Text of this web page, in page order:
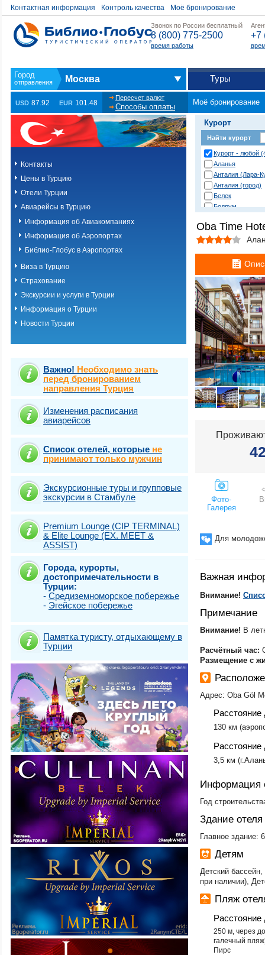
Контактная информация Контроль качества Моё бронирование
Звонок по России бесплатный
8 (800) 775-2500
время работы
+7
Москва Туры
USD 87.92 EUR 101.48
Пересчет валют
Способы оплаты
Моё бронирование
Контакты
Цены в Турцию
Отели Турции
Авиарейсы в Турцию
Информация об Авиакомпаниях
Информация об Аэропортах
Библио-Глобус в Аэропортах
Виза в Турцию
Страхование
Экскурсии и услуги в Турции
Информация о Турции
Новости Турции
Важно! Необходимо знать
перед бронированием
направления Турция
Изменения расписания
авиарейсов
Список отелей, которые не
принимают только мужчин
Экскурсионные туры и групповые
экскурсии в Стамбуле
Premium Lounge (CIP TERMINAL)
& Elite Lounge (EX. MEET &
ASSIST)
Города, курорты,
достопримечательности в
Турции:
- Средиземноморское побережье
- Эгейское побережье
Памятка туристу, отдыхающему в
Турции
Курорт
Найти курорт
Курорт - любой
Аланья
Анталия (Лара-
Анталия (город)
Белек
Бодрум
Дача
Дидим
Измир (Ёздере)
Измир
Измир (Чешме)
Кемер-Белдиби-
Кириш-
Кушадасы
Мармарис
Саригерме
Сиде
Стамбул
Стамбул
Стамбул
Стамбул
Стамбул
Стамбул
Стамбул
Стамбул
Стамбул
Стамбул
Стамбул
Стамбул
Султанахмет)
Стамбул
Стамбул (Фатих)
Стамбул)
Турунч
Oba Time
Фото-
Галерея
Для
Важная
Внимание!
Примечание
Внимание! В
​Расчётный час:
Размещение с
Адрес: Oba Göl
Расстояние
​130 км
Расстояние
​3,5 км
Информация
Год
Здание отеля
Главное здание:
Детям
Детский
при наличии),
Пляж
​250 м, через
галечный
Пирс